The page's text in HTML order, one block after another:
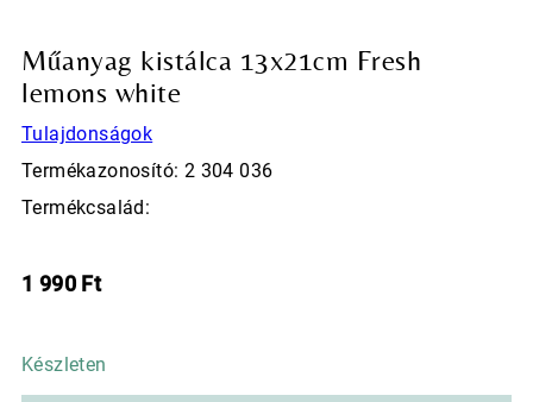
Műanyag kistálca 13x21cm Fresh
lemons white
Tulajdonságok
Termékazonosító: 2 304 036
Termékcsalád:
1 990 Ft
Készleten